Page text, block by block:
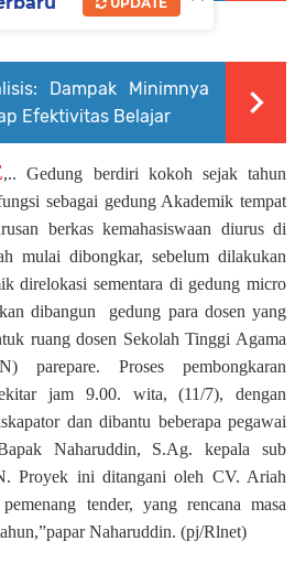
Dampak Minimnya
Efektivitas Belajar
,..Gedung berdiri kokoh sejak tahun
sebagai gedung Akademik tempat
berkas kemahasiswaan diurus di
mulai dibongkar, sebelum dilakukan
direlokasi sementara di gedung micro
dibangun
gedung para dosen yang
ruang dosen Sekolah Tinggi Agama
parepare. Proses pembongkaran
jam 9.00. wita, (11/7), dengan
dan dibantu beberapa pegawai
Naharuddin, S.Ag. kepala sub
Proyek ini ditangani oleh CV. Ariah
tender, yang rencana masa
Naharuddin. (pj/Rlnet)